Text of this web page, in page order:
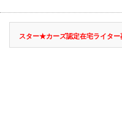
スター★カーズ認定在宅ライター